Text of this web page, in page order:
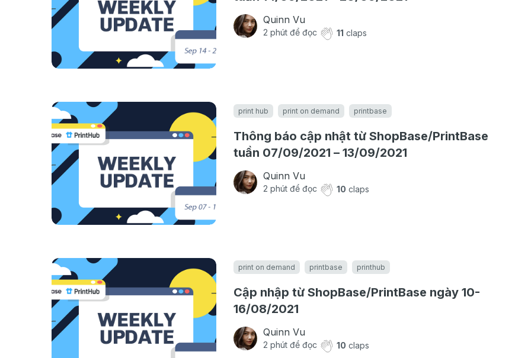
Quinn Vu
2 phút để đọc 11 claps
print hub print on demand printbase
Thông báo cập nhật từ ShopBase/PrintBase
tuần 07/09/2021 – 13/09/2021
Quinn Vu
2 phút để đọc 10 claps
print on demand printbase printhub
Cập nhập từ ShopBase/PrintBase ngày 10-
16/08/2021
Quinn Vu
2 phút để đọc 10 claps